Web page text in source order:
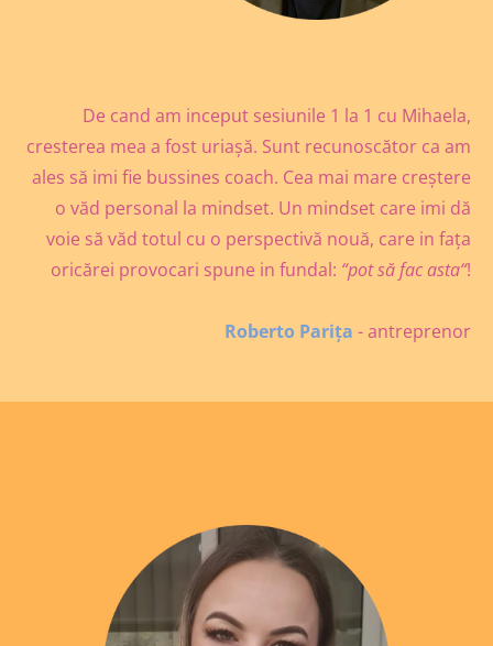
De cand am inceput sesiunile 1 la 1 cu Mihaela,
cresterea mea a fost uriașă. Sunt recunoscător ca am
ales să imi fie bussines coach. Cea mai mare creștere
o văd personal la mindset. Un mindset care imi dă
voie să văd totul cu o perspectivă nouă, care in fața
oricărei provocari spune in fundal: “pot să fac asta“!
Roberto Parița - antreprenor